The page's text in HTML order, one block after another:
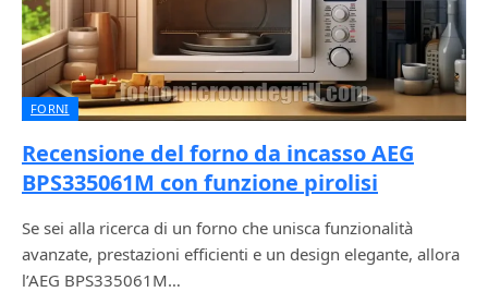
FORNI
Recensione del forno da incasso AEG
BPS335061M con funzione pirolisi
Se sei alla ricerca di un forno che unisca funzionalità
avanzate, prestazioni efficienti e un design elegante, allora
l’AEG BPS335061M…